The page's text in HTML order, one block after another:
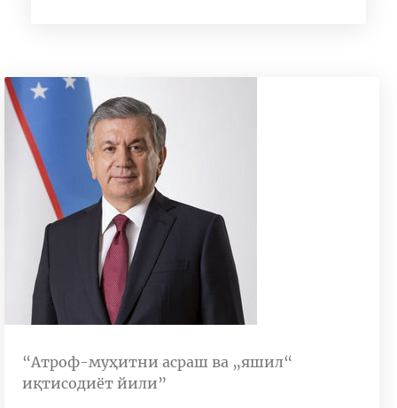
“Атроф-муҳитни асраш ва „яшил“
иқтисодиёт йили”